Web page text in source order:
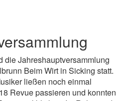
die Jahreshauptversammlung
Beim Wirt in Sicking statt.
ließen noch einmal
Revue passieren und konnten